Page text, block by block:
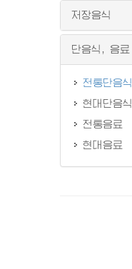
저장음식
단음식, 음료
전통단음식
현대단음식
전통음료
현대음료